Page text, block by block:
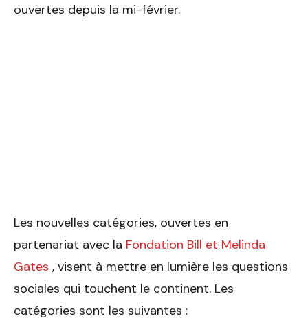
ouvertes depuis la mi-février.
Les nouvelles catégories, ouvertes en
partenariat avec la Fondation Bill et Melinda
Gates , visent à mettre en lumière les questions
sociales qui touchent le continent. Les
catégories sont les suivantes :